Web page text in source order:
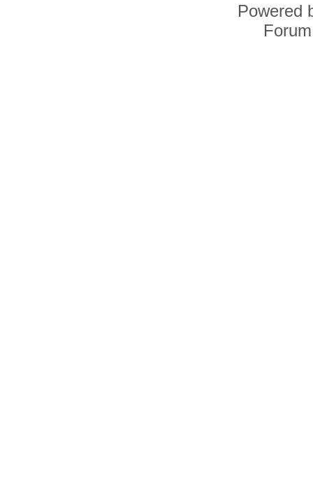
Powered